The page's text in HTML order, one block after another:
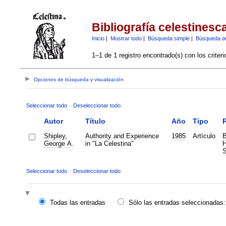
Bibliografía
Inicio| Mostrar todo| Búsqueda simple| Búsqueda
1–1 de 1 registro encontrado(s) con los
Opciones de búsqueda y visualización
Seleccionar todo Deseleccionar todo
Autor Título Año Tipo
Shipley,
George A.
Authority and Experience
in "La Celestina"
1985 Artículo
Seleccionar todo Deseleccionar todo
Todas las entradas
Sólo las entradas seleccionadas: